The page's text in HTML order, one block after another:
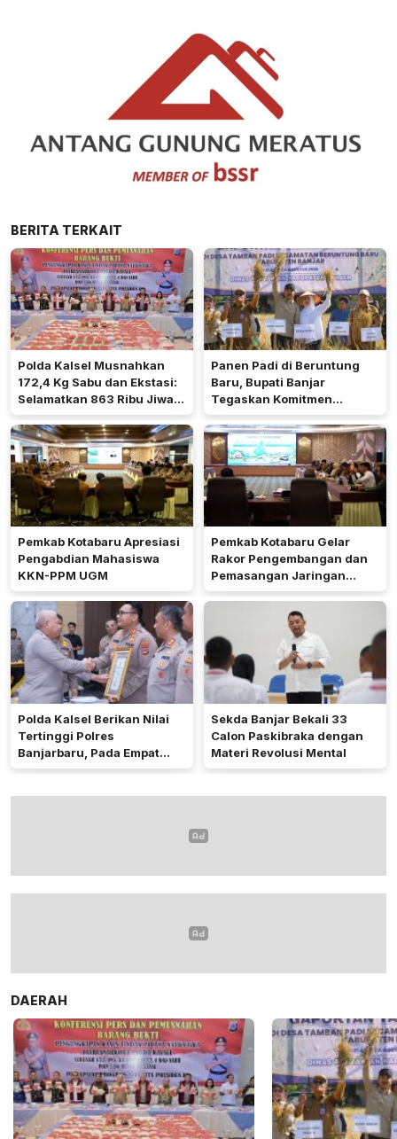
BERITA TERKAIT
Polda Kalsel Musnahkan
172,4 Kg Sabu dan Ekstasi:
Selamatkan 863 Ribu Jiwa
dan Hemat Biaya Rehab Rp.
4,3 Triliun
Panen Padi di Beruntung
Baru, Bupati Banjar
Tegaskan Komitmen
Dukung Ketahanan Pangan
Pemkab Kotabaru Apresiasi
Pengabdian Mahasiswa
KKN-PPM UGM
Pemkab Kotabaru Gelar
Rakor Pengembangan dan
Pemasangan Jaringan
Listrik PLN
Polda Kalsel Berikan Nilai
Tertinggi Polres
Banjarbaru, Pada Empat
Bidang Utama
Sekda Banjar Bekali 33
Calon Paskibraka dengan
Materi Revolusi Mental
DAERAH